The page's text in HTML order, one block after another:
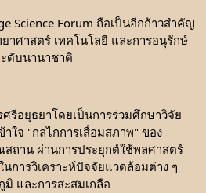
Science Forum ถือเป็นอีกก้าวสำคัญ
าศาสตร์ เทคโนโลยี และการอนุรักษ์
ดับนานาชาติ
รีอยุธยา​โดยเป็นการร่วมศึกษาวิจัย
าใจ "กลไกการเสื่อมสภาพ" ของ
ถาน ผ่านการประยุกต์ใช้พลศาสตร์
การวิเคราะห์ปัจจัยแวดล้อมต่าง ๆ
และการสะสมเกลือ